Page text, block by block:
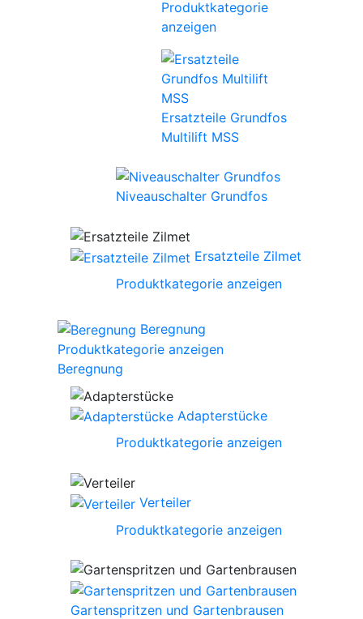
Produktkategorie
anzeigen
Ersatzteile Grundfos
Multilift MSS
Niveauschalter Grundfos
Ersatzteile Zilmet
Produktkategorie anzeigen
Beregnung
Produktkategorie anzeigen
Beregnung
Adapterstücke
Produktkategorie anzeigen
Verteiler
Produktkategorie anzeigen
Gartenspritzen und Gartenbrausen